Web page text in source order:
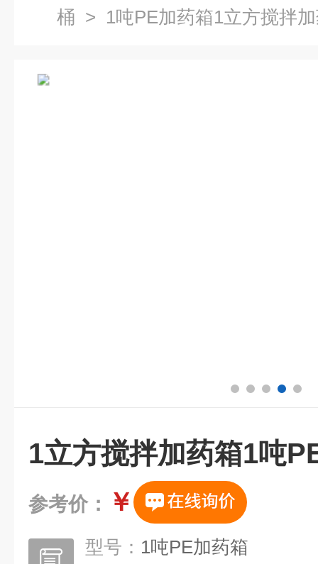
桶 > 1吨PE加药箱1立方搅拌
1立方搅拌加药箱1吨
参考价： ￥
型号： 1吨PE加药箱